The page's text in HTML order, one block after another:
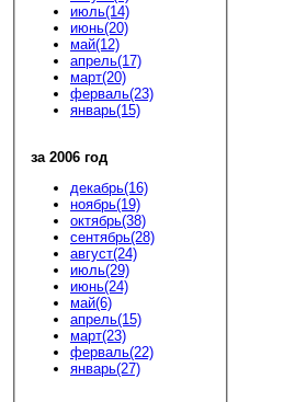
июль(14)
июнь(20)
май(12)
апрель(17)
март(20)
ферваль(23)
январь(15)
за 2006 год
декабрь(16)
ноябрь(19)
октябрь(38)
сентябрь(28)
август(24)
июль(29)
июнь(24)
май(6)
апрель(15)
март(23)
ферваль(22)
январь(27)